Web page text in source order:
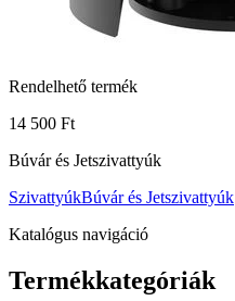
Rendelhető termék
14 500 Ft
Búvár és Jetszivattyúk
SzivattyúkBúvár és Jetszivattyúk
Katalógus navigáció
Termékkategóriák